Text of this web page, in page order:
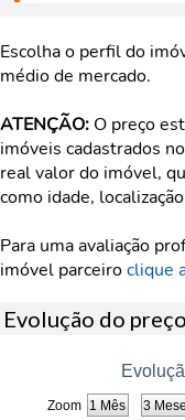
Escolha o perfil do
médio de mercado.
ATENÇÃO: O preço
imóveis cadastrados
real valor do imóvel,
como idade,
Para uma avaliação
imóvel parceiroclique
Evolução do
Zoom 1 Mês 3